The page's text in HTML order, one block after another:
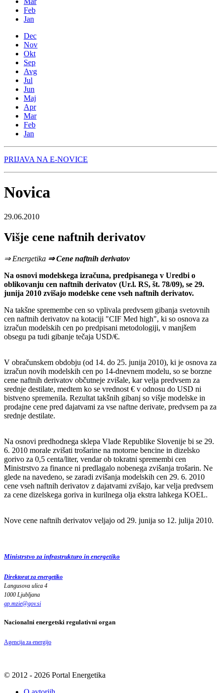
Feb
Jan
Dec
Nov
Okt
Sep
Avg
Jul
Jun
Maj
Apr
Mar
Feb
Jan
PRIJAVA NA E-NOVICE
Novica
29.06.2010
Višje cene naftnih derivatov
⇒ Energetika ⇒ Cene naftnih derivatov
Na osnovi modelskega izračuna, predpisanega v Uredbi o
oblikovanju cen naftnih derivatov (Ur.l. RS, št. 78/09), se 29.
junija 2010 zvišajo modelske cene vseh naftnih derivatov.
Na takšne spremembe cen so vplivala predvsem gibanja svetovnih
cen naftnih derivatov na kotaciji "CIF Med high", ki so osnova za
izračun modelskih cen po predpisani metodologiji, v manjšem
obsegu pa tudi gibanje tečaja USD/€.
V obračunskem obdobju (od 14. do 25. junija 2010), ki je osnova za
izračun novih modelskih cen po 14-dnevnem modelu, so se borzne
cene naftnih derivatov občutneje zvišale, kar velja predvsem za
srednje destilate, medtem ko se vrednost € v odnosu do USD ni
bistveno spremenila. Rezultat takšnih gibanj so višje modelske in
prodajne cene pred dajatvami za vse naftne derivate, predvsem pa za
srednje destilate.
Na osnovi predhodnega sklepa Vlade Republike Slovenije bi se 29.
6. 2010 morale zvišati trošarine na motorne bencine in dizelsko
gorivo za 0,5 centa/liter, vendar ob tokratni spremembi cen
Ministrstvo za finance ni predlagalo nobenega zvišanja trošarin. Ne
glede na navedeno, se zaradi zvišanja modelskih cen 29. 6. 2010
cene vseh naftnih derivatov z dajatvami zvišajo, kar velja predvsem
za cene dizelskega goriva in kurilnega olja ekstra lahkega KOEL.
Nove cene naftnih derivatov veljajo od 29. junija so 12. julija 2010.
Ministrstvo za infrastrukturo in energetiko
Direktorat za energetiko
Langusova ulica 4
1000 Ljubljana
gp.mzie@gov.si
Nacionalni energetski regulativni organ
Agencija za energijo
© 2012 - 2026 Portal Energetika